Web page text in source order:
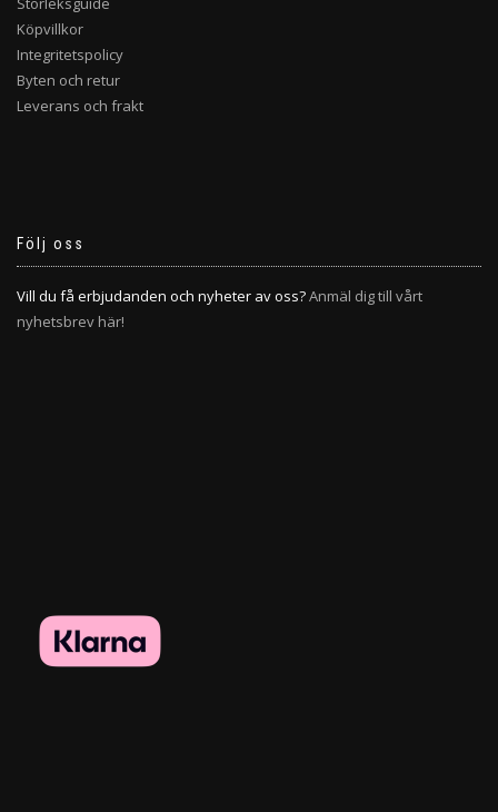
Köpvillkor
Integritetspolicy
Byten och retur
Leverans och frakt
Följ oss
Vill du få erbjudanden och nyheter av oss?Anmäl dig till vårt
nyhetsbrev här!